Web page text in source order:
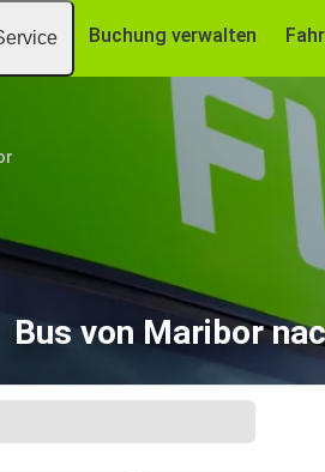
Buchung verwalten
Bus von Maribor